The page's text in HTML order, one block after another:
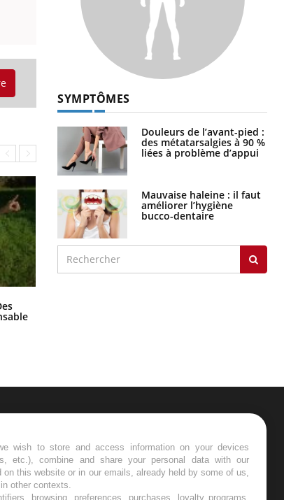
SYMPTÔMES
Douleurs de l’avant-pied :
des métatarsalgies à 90 %
liées à problème d’appui
Mauvaise haleine : il faut
améliorer l’hygiène
bucco-dentaire
les meilleures
wish to store and access information on your devices
etc.), combine and share your personal data with our
on this website or in our emails, already held by some of us,
other contexts.
browsing, preferences, purchases, loyalty programs,